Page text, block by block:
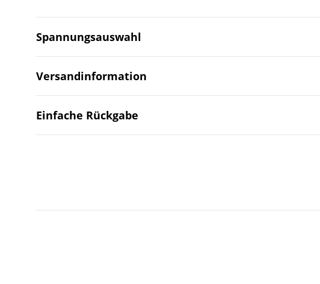
Spannungsauswahl
Versandinformation
Einfache Rückgabe